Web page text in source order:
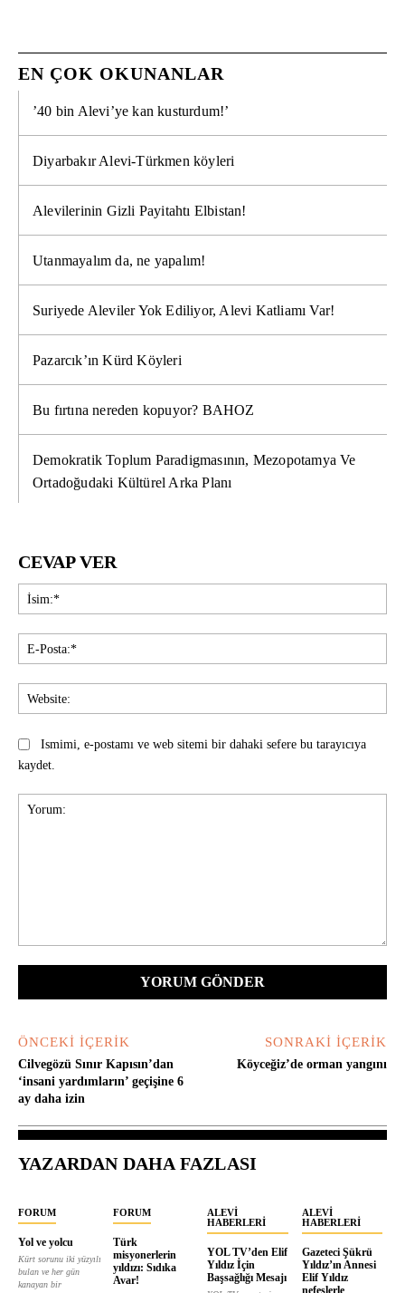
EN ÇOK OKUNANLAR
’40 bin Alevi’ye kan kusturdum!’
Diyarbakır Alevi-Türkmen köyleri
Alevilerinin Gizli Payitahtı Elbistan!
Utanmayalım da, ne yapalım!
Suriyede Aleviler Yok Ediliyor, Alevi Katliamı Var!
Pazarcık’ın Kürd Köyleri
Bu fırtına nereden kopuyor? BAHOZ
Demokratik Toplum Paradigmasının, Mezopotamya Ve
Ortadoğudaki Kültürel Arka Planı
CEVAP VER
Ismimi, e-postamı ve web sitemi bir dahaki sefere bu tarayıcıya
kaydet.
ÖNCEKI İÇERIK
Cilvegözü Sınır Kapısın’dan
‘insani yardımların’ geçişine 6
ay daha izin
SONRAKI İÇERIK
Köyceğiz’de orman yangını
YAZARDAN DAHA FAZLASI
FORUM
Yol ve yolcu
Kürt sorunu iki yüzyılı
bulan ve her gün
kanayan bir
FORUM
Türk
misyonerlerin
yıldızı: Sıdıka
Avar!
ALEVI
HABERLERI
YOL TV’den Elif
Yıldız İçin
Başsağlığı Mesajı
ALEVI
HABERLERI
Gazeteci Şükrü
Yıldız’ın Annesi
Elif Yıldız
nefeslerle